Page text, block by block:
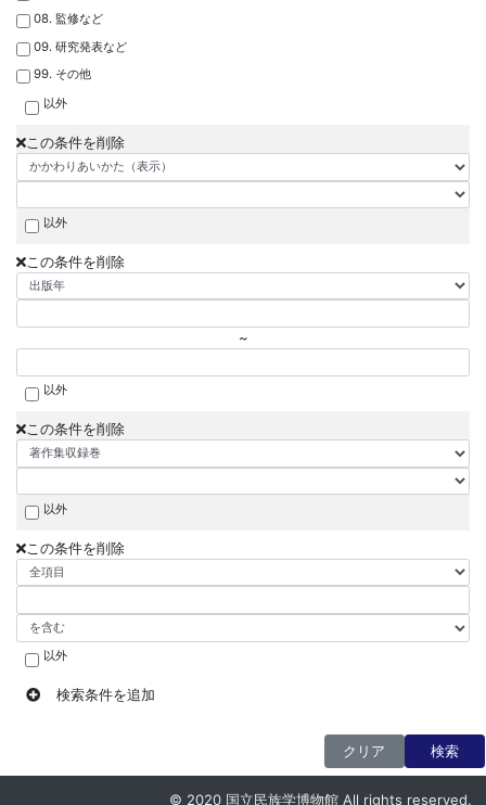
08. 監修など
09. 研究発表など
99. その他
以外
この条件を削除
以外
この条件を削除
~
以外
この条件を削除
以外
この条件を削除
以外
検索条件を追加
クリア 検索
© 2020 国立民族学博物館 All rights reserved.